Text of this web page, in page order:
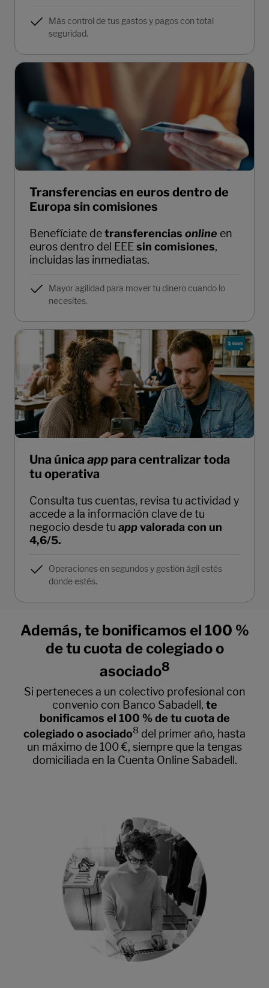
Más control de tus gastos y pagos con total
seguridad.
Transferencias en euros dentro de
Europa sin comisiones
Benefíciate detransferencias online en
euros dentro del EEEsin comisiones,
incluidas las inmediatas.
Mayor agilidad para mover tu dinero cuando lo
necesites.
Una única app para centralizar toda
tu operativa
Consulta tus cuentas, revisa tu actividad y
accede a la información clave de tu
negocio desde tu appvalorada con un
4,6/5.
Operaciones en segundos y gestión ágil estés
donde estés.
Además, te bonificamos el 100 %
de tu cuota de colegiado o
asociado8
Si perteneces a un colectivo profesional con
convenio con Banco Sabadell, te
bonificamos el 100 % de tu cuota de
colegiado o asociado8 del primer año, hasta
un máximo de 100 €, siempre que la tengas
domiciliada en la Cuenta Online Sabadell.